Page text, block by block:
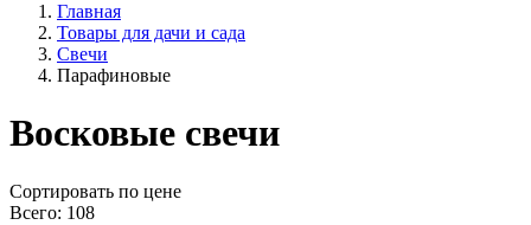
Главная
Товары для дачи и сада
Свечи
Парафиновые
Восковые свечи
Cортировать по цене
Всего: 108